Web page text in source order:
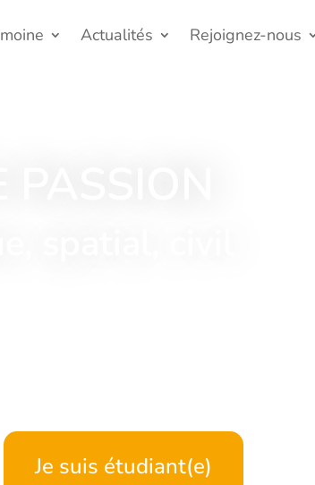
Actualités Rejoignez-nous
Je suis étudiant(e)